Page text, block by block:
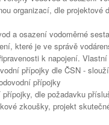
organizací, dle projektové
a osazení vodoměrné
které je ve správě
k napojení.
přípojky dle ČSN -
přípojky
dle požadavku
zkoušky, projekt